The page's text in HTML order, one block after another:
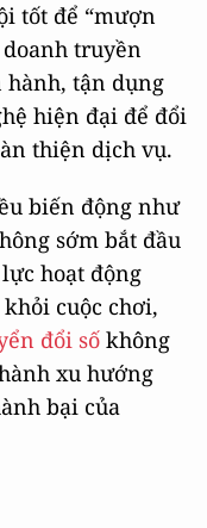
tốt để “mượn
truyền
hành, tận dụng
hiện đại để đổi
thiện dịch vụ.
biến động như
sớm bắt đầu
hoạt động
cuộc chơi,
đổi số không
xu hướng
bại của